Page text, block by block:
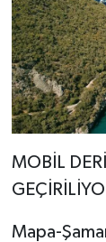
MOBİL
Mapa-